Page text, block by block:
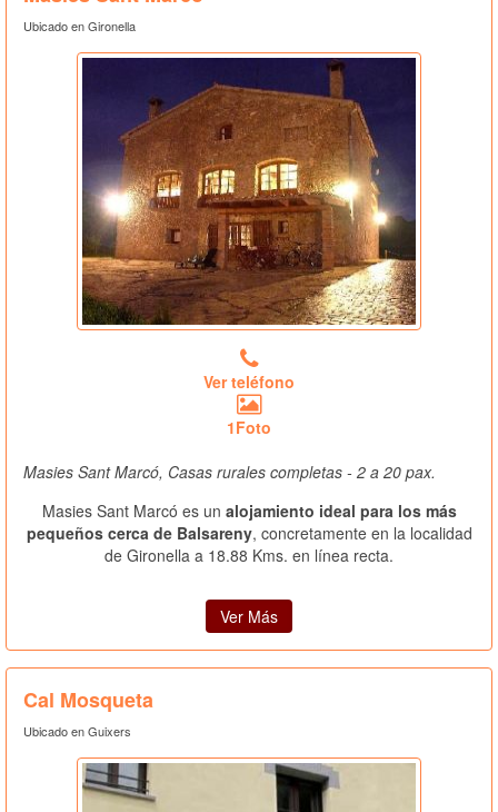
Ubicado en Gironella
Ver teléfono
1Foto
Masies Sant Marcó, Casas rurales completas - 2 a 20 pax.
Masies Sant Marcó es un alojamiento ideal para los más
pequeños cerca de Balsareny, concretamente en la localidad
de Gironella a 18.88 Kms. en línea recta.
Ver Más
Cal Mosqueta
Ubicado en Guixers